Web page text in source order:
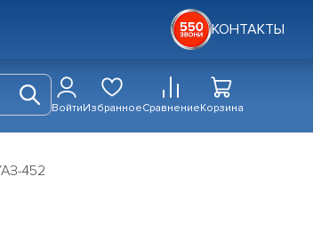
КОНТАКТЫ
ВойтиИзбранноеСравнениеКорзина
452